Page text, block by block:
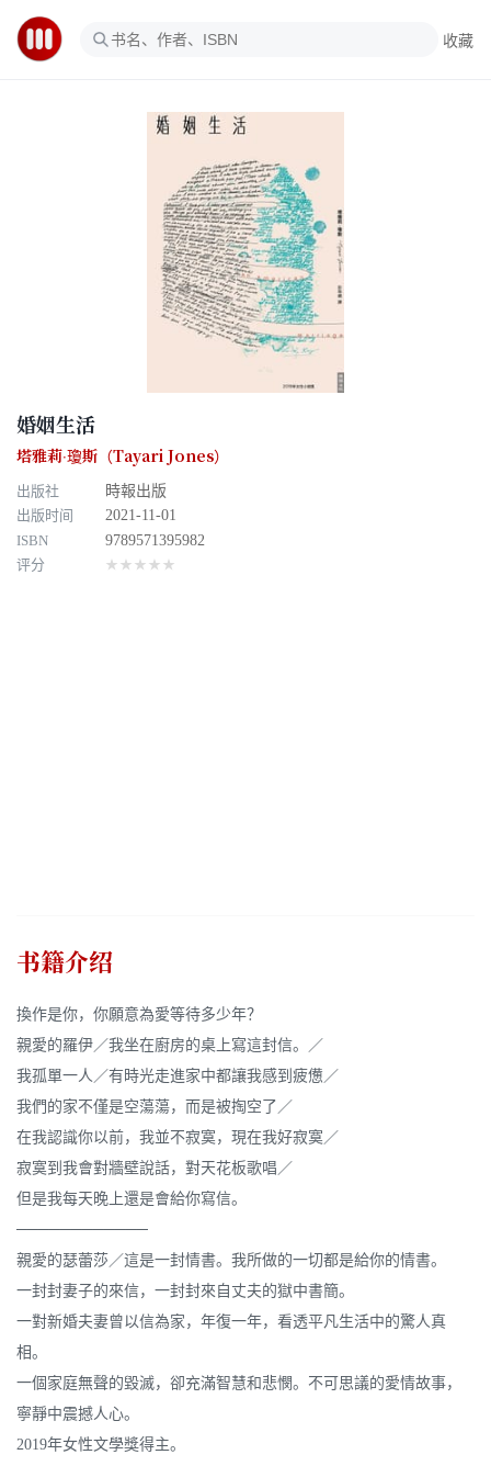
收藏
婚姻生活
塔雅莉‧瓊斯（Tayari Jones）
出版社
時報出版
出版时间
2021-11-01
ISBN
9789571395982
评分
★★★★★
书籍介绍
換作是你，你願意為愛等待多少年？
親愛的羅伊／我坐在廚房的桌上寫這封信。／
我孤單一人／有時光走進家中都讓我感到疲憊／
我們的家不僅是空蕩蕩，而是被掏空了／
在我認識你以前，我並不寂寞，現在我好寂寞／
寂寞到我會對牆壁說話，對天花板歌唱／
但是我每天晚上還是會給你寫信。
────────────
親愛的瑟蕾莎／這是一封情書。我所做的一切都是給你的情書。
一封封妻子的來信，一封封來自丈夫的獄中書簡。
一對新婚夫妻曾以信為家，年復一年，看透平凡生活中的驚人真
相。
一個家庭無聲的毀滅，卻充滿智慧和悲憫。不可思議的愛情故事，
寧靜中震撼人心。
2019年女性文學獎得主。